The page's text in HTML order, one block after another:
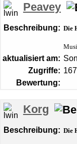
Peavey
Beschreibung: Die
aktualisiert am:
Zugriffe:
Bewertung:
Korg
Beschreibung: Die